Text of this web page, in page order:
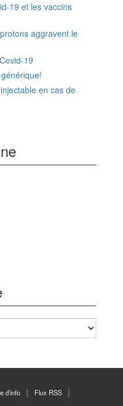
19 et les vaccins
aggravent le
19
en cas de
d’info
Flux RSS